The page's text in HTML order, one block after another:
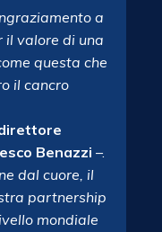
a
il valore di una
questa che
il cancro
Benazzi –.
dal cuore, il
partnership
mondiale